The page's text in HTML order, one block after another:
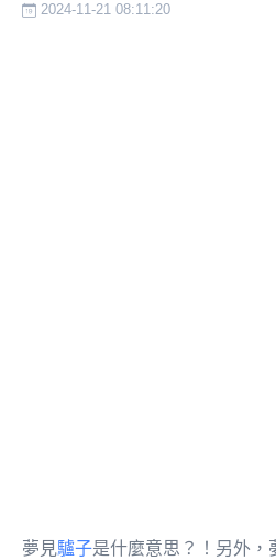
2024-11-21 08:11:20
夢見驢子是什麼意思？！另外，